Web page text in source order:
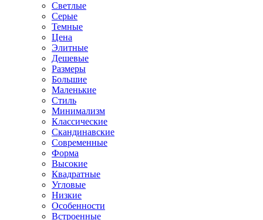
Светлые
Серые
Темные
Цена
Элитные
Дешевые
Размеры
Большие
Маленькие
Стиль
Минимализм
Классические
Скандинавские
Современные
Форма
Высокие
Квадратные
Угловые
Низкие
Особенности
Встроенные